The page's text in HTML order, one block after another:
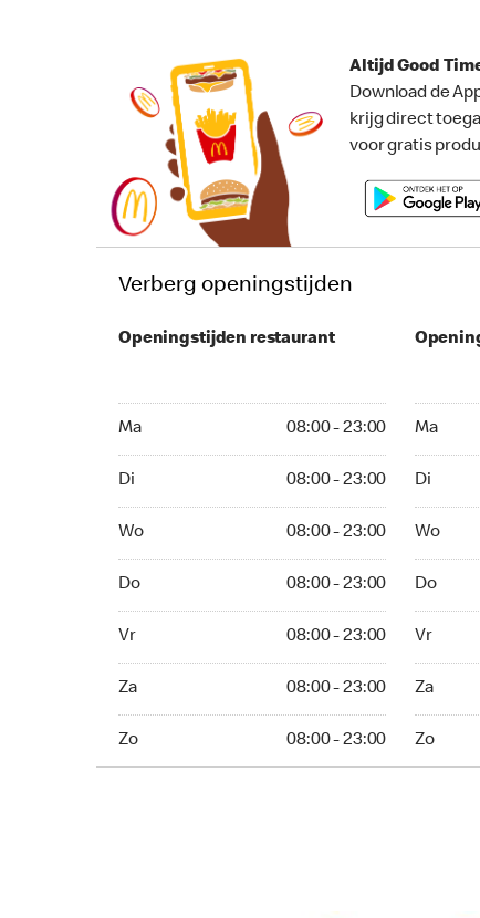
Altijd Good
Download de
krijg direct
voor gratis
Verberg openingstijden
Openingstijden restaurant
Ma 08:00 - 23:00
Di 08:00 - 23:00
Wo 08:00 - 23:00
Do 08:00 - 23:00
Vr 08:00 - 23:00
Za 08:00 - 23:00
Zo 08:00 - 23:00
Ma
Di
Wo
Do
Vr
Za
Zo